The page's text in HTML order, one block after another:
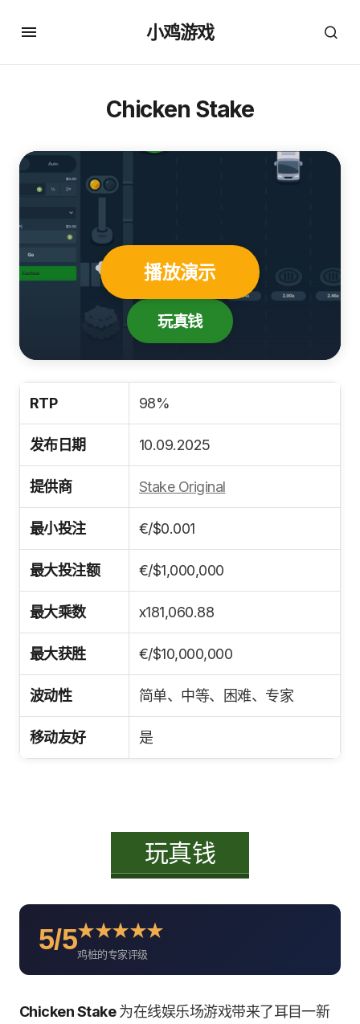
小鸡游戏
Chicken Stake
播放演示
玩真钱
RTP 98%
发布日期 10.09.2025
提供商 Stake Original
最小投注 €/$0.001
最大投注额 €/$1,000,000
最大乘数 x181,060.88
最大获胜 €/$10,000,000
波动性 简单、中等、困难、专家
移动友好 是
玩真钱
5/5★★★★★
鸡桩的专家评级
Chicken Stake为在线娱乐场游戏带来了耳目一新